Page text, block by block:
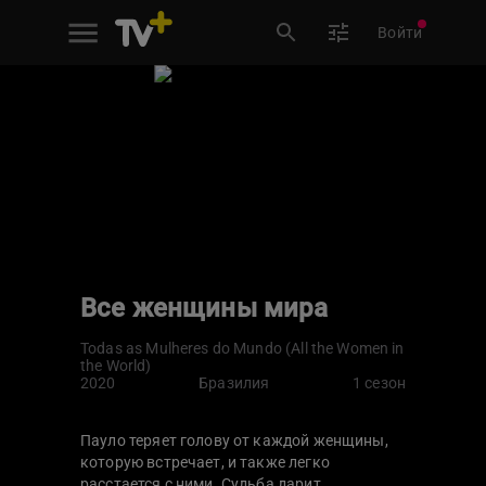
Войти
Все женщины мира
Todas as Mulheres do Mundo (All the Women in
the World)
2020
Бразилия 1 сезон
Пауло теряет голову от каждой женщины,
которую встречает, и также легко